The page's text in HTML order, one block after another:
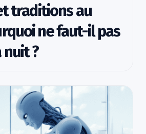
traditions au
ne faut-il pas
nuit ?